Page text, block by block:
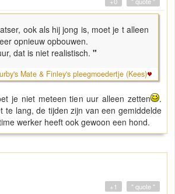
ook als hij jong is, moet je t alleen
opnieuw opbouwen.
dat is niet realistisch. "
Mate & Finley's pleegmoedertje (Kees)
je niet meteen tien uur alleen zetten
.
te lang, de tijden zijn van een gemiddelde
werker heeft ook gewoon een hond.
" quote "
+1